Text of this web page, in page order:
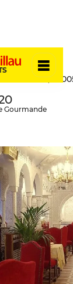
Germain,
Gourmande